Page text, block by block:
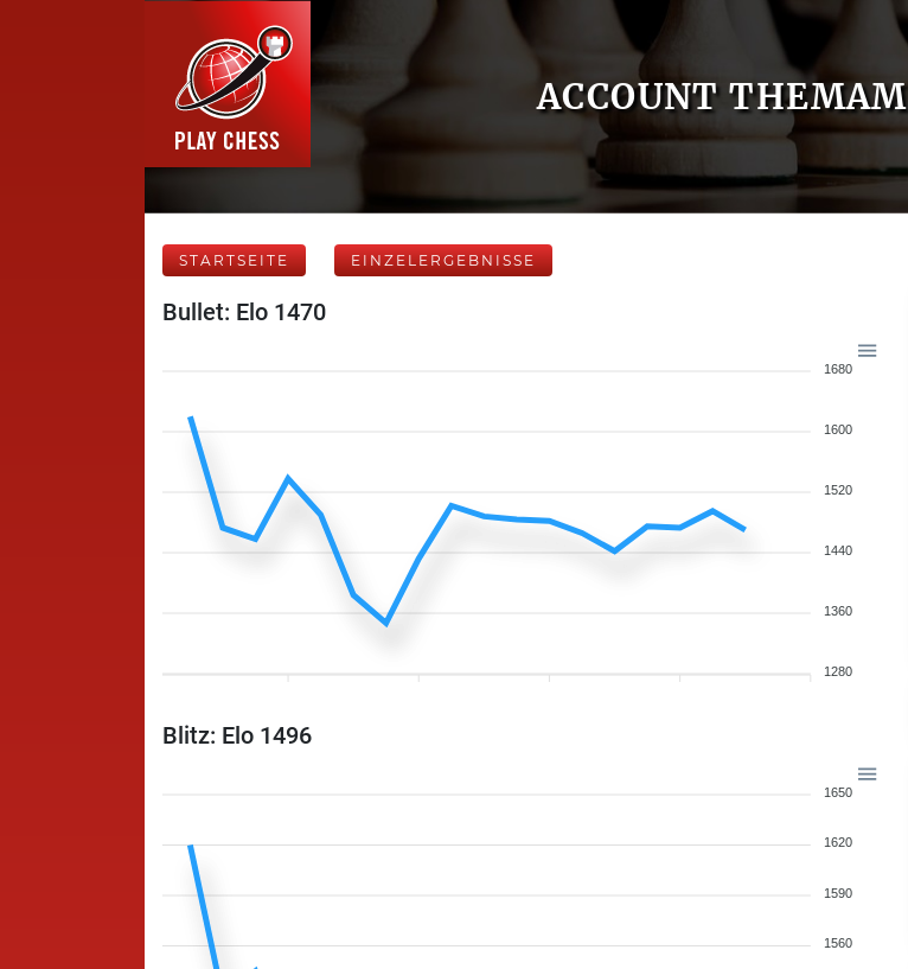
ACCOUNT THEMAM
STARTSEITE EINZELERGEBNISSE
Bullet: Elo 1470
1680
1600
1520
1440
1360
1280
Blitz: Elo 1496
1650
1620
1590
1560